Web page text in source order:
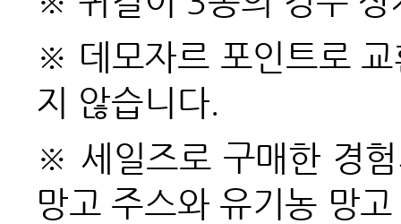
※ 데모자르 포인트로
지 않습니다.
※ 세일즈로 구매한 경
망고 주스와 유기농 망